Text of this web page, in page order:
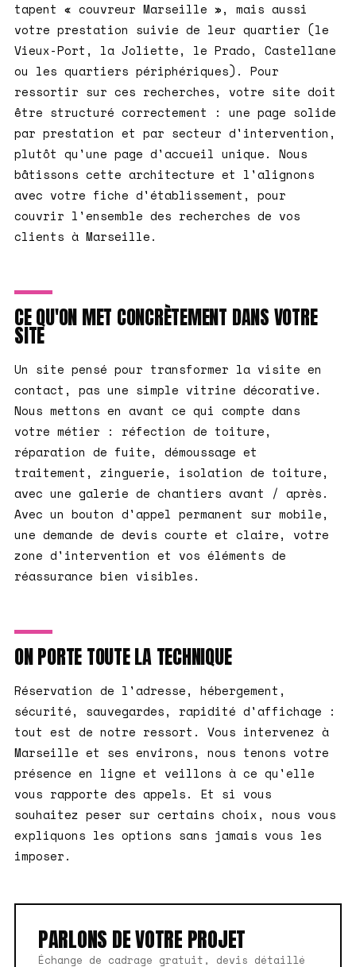
tapent « couvreur Marseille », mais aussi
votre prestation suivie de leur quartier (le
Vieux-Port, la Joliette, le Prado, Castellane
ou les quartiers périphériques). Pour
ressortir sur ces recherches, votre site doit
être structuré correctement : une page solide
par prestation et par secteur d'intervention,
plutôt qu'une page d'accueil unique. Nous
bâtissons cette architecture et l'alignons
avec votre fiche d'établissement, pour
couvrir l'ensemble des recherches de vos
clients à Marseille.
CE QU'ON MET CONCRÈTEMENT DANS VOTRE
SITE
Un site pensé pour transformer la visite en
contact, pas une simple vitrine décorative.
Nous mettons en avant ce qui compte dans
votre métier : réfection de toiture,
réparation de fuite, démoussage et
traitement, zinguerie, isolation de toiture,
avec une galerie de chantiers avant / après.
Avec un bouton d'appel permanent sur mobile,
une demande de devis courte et claire, votre
zone d'intervention et vos éléments de
réassurance bien visibles.
ON PORTE TOUTE LA TECHNIQUE
Réservation de l'adresse, hébergement,
sécurité, sauvegardes, rapidité d'affichage :
tout est de notre ressort. Vous intervenez à
Marseille et ses environs, nous tenons votre
présence en ligne et veillons à ce qu'elle
vous rapporte des appels. Et si vous
souhaitez peser sur certains choix, nous vous
expliquons les options sans jamais vous les
imposer.
PARLONS DE VOTRE PROJET
Échange de cadrage gratuit, devis détaillé